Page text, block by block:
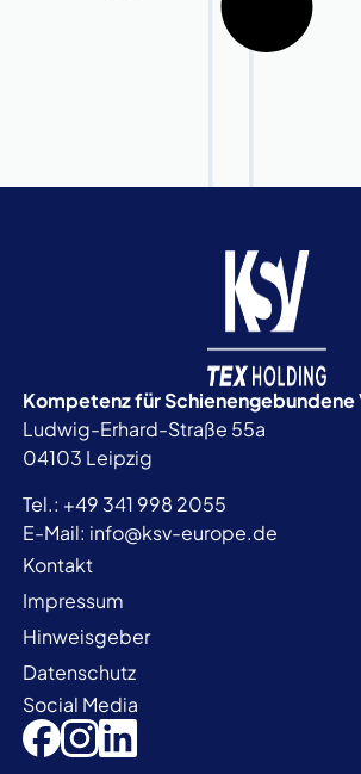
Kompetenz für Schienengebundene
Ludwig-Erhard-Straße 55a
04103 Leipzig
Tel.: +49 341 998 2055
E-Mail: info@ksv-europe.de
Kontakt
Impressum
Hinweisgeber
Datenschutz
Social Media